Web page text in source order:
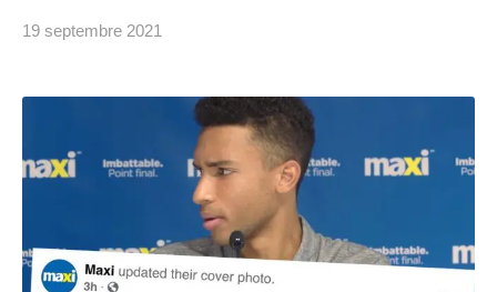
19 septembre 2021